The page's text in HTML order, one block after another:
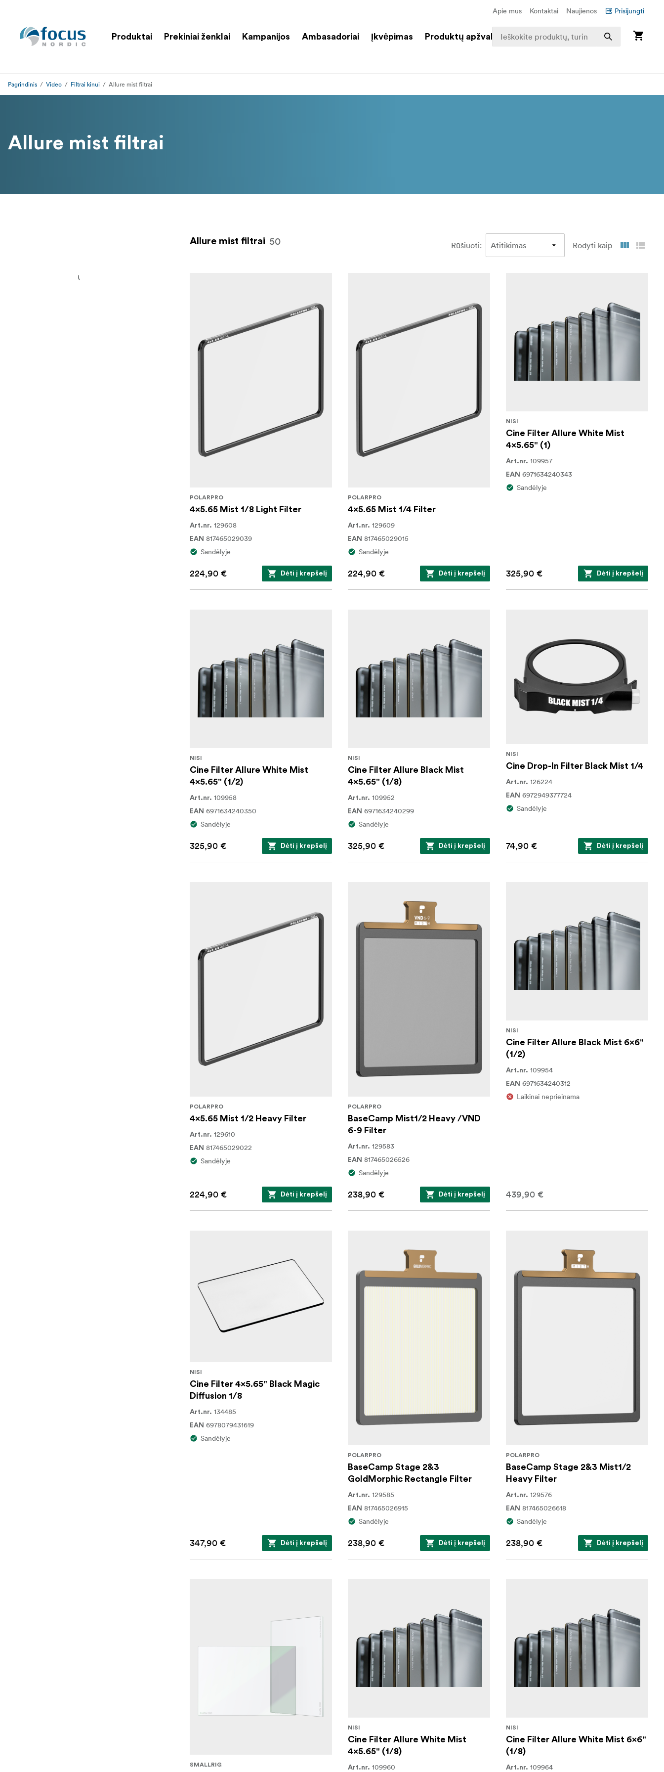
Apie mus Kontaktai Naujienos Prisijungti
Produktai Prekiniai ženklai Kampanijos Ambasadoriai Įkvėpimas Produktų apžvalga
Pagrindinis Video Filtrai kinui Allure mist filtrai
Allure mist filtrai
Allure mist filtrai 50 Rūšiuoti: Rodyti kaip
POLARPRO
4x5.65 Mist 1/8 Light Filter
Art.nr. 129608
EAN 817465029039
Sandėlyje
224,90 € Dėti į krepšelį
POLARPRO
4x5.65 Mist 1/4 Filter
Art.nr. 129609
EAN 817465029015
Sandėlyje
224,90 € Dėti į krepšelį
NISI
Cine Filter Allure White Mist
4x5.65" (1)
Art.nr. 109957
EAN 6971634240343
Sandėlyje
325,90 € Dėti į krepšelį
NISI
Cine Filter Allure White Mist
4x5.65" (1/2)
Art.nr. 109958
EAN 6971634240350
Sandėlyje
325,90 € Dėti į krepšelį
NISI
Cine Filter Allure Black Mist
4x5.65" (1/8)
Art.nr. 109952
EAN 6971634240299
Sandėlyje
325,90 € Dėti į krepšelį
NISI
Cine Drop-In Filter Black Mist 1/4
Art.nr. 126224
EAN 6972949377724
Sandėlyje
74,90 € Dėti į krepšelį
POLARPRO
4x5.65 Mist 1/2 Heavy Filter
Art.nr. 129610
EAN 817465029022
Sandėlyje
224,90 € Dėti į krepšelį
POLARPRO
BaseCamp Mist1/2 Heavy /VND
6-9 Filter
Art.nr. 129583
EAN 817465026526
Sandėlyje
238,90 € Dėti į krepšelį
NISI
Cine Filter Allure Black Mist 6x6"
(1/2)
Art.nr. 109954
EAN 6971634240312
Laikinai neprieinama
439,90 €
NISI
Cine Filter 4x5.65" Black Magic
Diffusion 1/8
Art.nr. 134485
EAN 6978079431619
Sandėlyje
347,90 € Dėti į krepšelį
POLARPRO
BaseCamp Stage 2&3
GoldMorphic Rectangle Filter
Art.nr. 129585
EAN 817465026915
Sandėlyje
238,90 € Dėti į krepšelį
POLARPRO
BaseCamp Stage 2&3 Mist1/2
Heavy Filter
Art.nr. 129576
EAN 817465026618
Sandėlyje
238,90 € Dėti į krepšelį
SMALLRIG
NISI
Cine Filter Allure White Mist
4x5.65" (1/8)
Art.nr. 109960
NISI
Cine Filter Allure White Mist 6x6"
(1/8)
Art.nr. 109964